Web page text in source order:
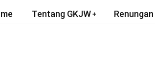
Tentang GKJW Renungan